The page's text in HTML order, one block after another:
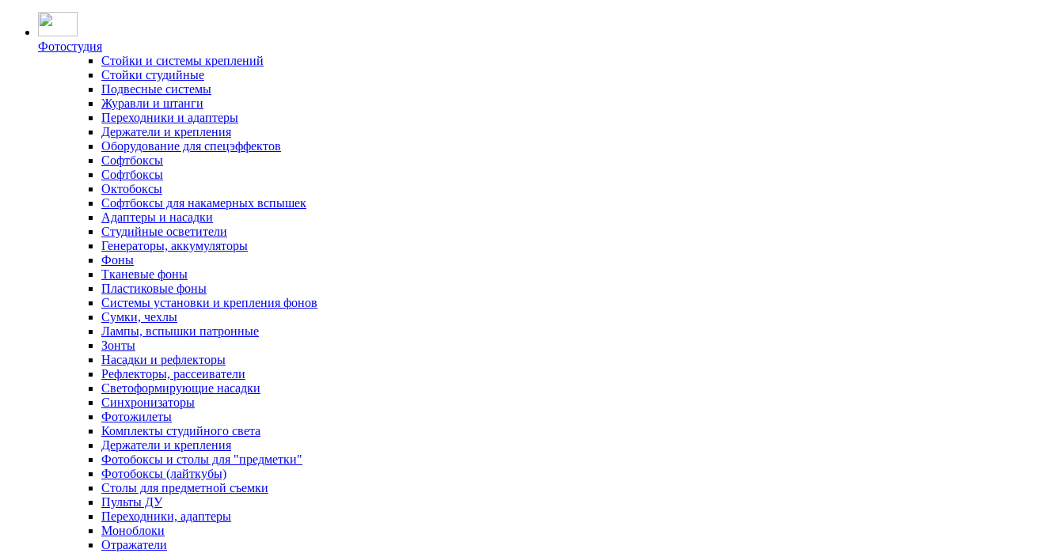
Фотостудия
Стойки и системы креплений
Стойки студийные
Подвесные системы
Журавли и штанги
Переходники и адаптеры
Держатели и крепления
Оборудование для спецэффектов
Софтбоксы
Софтбоксы
Октобоксы
Софтбоксы для накамерных вспышек
Адаптеры и насадки
Студийные осветители
Генераторы, аккумуляторы
Фоны
Тканевые фоны
Пластиковые фоны
Системы установки и крепления фонов
Сумки, чехлы
Лампы, вспышки патронные
Зонты
Насадки и рефлекторы
Рефлекторы, рассеиватели
Светоформирующие насадки
Синхронизаторы
Фотожилеты
Комплекты студийного света
Держатели и крепления
Фотобоксы и столы для "предметки"
Фотобоксы (лайткубы)
Столы для предметной съемки
Пульты ДУ
Переходники, адаптеры
Моноблоки
Отражатели